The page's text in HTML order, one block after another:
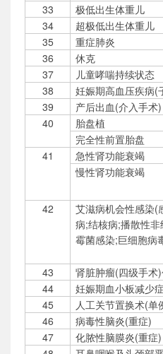
33
极低出生体重儿
34
超极低出生体重儿
35
重症肺炎
36
休克
37
儿童哮喘持续状态
38
妊娠期高血压疾病(
39
产后出血(介入手术)
40
胎盘植
完全性前置胎盘
41
急性肾功能衰竭
慢性肾功能衰竭
42
艾滋病机会性感染(
病;结核病;播散性
霉菌感染;巨细胞病
43
肾脏肿瘤(四级手术
44
妊娠期血小板减少症
45
人工关节置换术(单
46
病毒性脑炎(重症)
47
化脓性脑膜炎(重症)